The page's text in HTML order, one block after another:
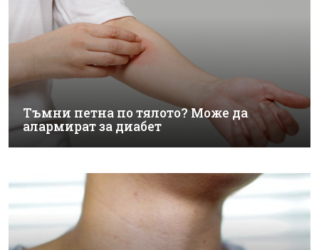
Тъмни петна по тялото? Може да
алармират за диабет